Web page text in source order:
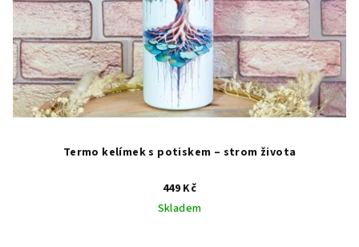
Termo kelímek s potiskem – strom života
449 Kč
Skladem